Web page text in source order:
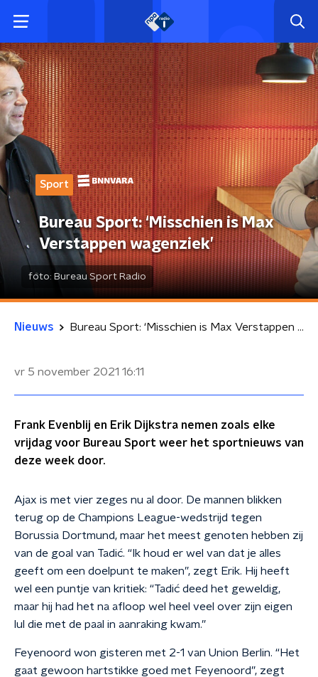
Sport
Bureau Sport: ‘Misschien is Max
Verstappen wagenziek’
foto: Bureau Sport Radio
Nieuws Bureau Sport: ‘Misschien is Max Verstappen wagenziek’
vr 5 november 2021 16:11
Frank Evenblij en Erik Dijkstra nemen zoals elke
vrijdag voor Bureau Sport weer het sportnieuws van
deze week door.
Ajax is met vier zeges nu al door. De mannen blikken
terug op de Champions League-wedstrijd tegen
Borussia Dortmund, maar het meest genoten hebben zij
van de goal van Tadić. “Ik houd er wel van dat je alles
geeft om een doelpunt te maken”, zegt Erik. Hij heeft
wel een puntje van kritiek: “Tadić deed het geweldig,
maar hij had het na afloop wel heel veel over zijn eigen
lul die met de paal in aanraking kwam.”
Feyenoord won gisteren met 2-1 van Union Berlin. “Het
gaat gewoon hartstikke goed met Feyenoord”, zegt